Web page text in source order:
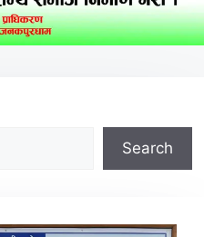
Search